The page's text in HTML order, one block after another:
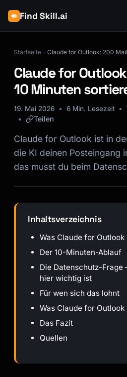
Find Skill.ai
Startseite
Claude for
10 Minuten
19. Mai 2026 6 Min. Lesezeit
Teilen
Claude for Outlook ist in
die KI deinen Posteingang
das musst du beim
Inhaltsverzeichnis
Was Claude for
Der 10-Minuten-Ablauf
Die Datenschutz-Frage
hier wichtig ist
Für wen sich das lohnt
Was Claude for Outlook
Das Fazit
Quellen